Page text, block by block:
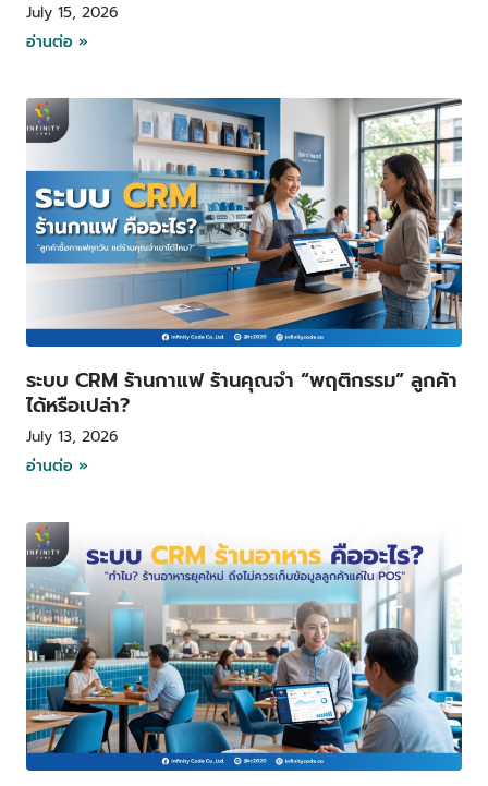
July 15, 2026
อ่านต่อ »
ระบบ CRM ร้านกาแฟ ร้านคุณจำ “พฤติกรรม” ลูกค้า
ได้หรือเปล่า?
July 13, 2026
อ่านต่อ »